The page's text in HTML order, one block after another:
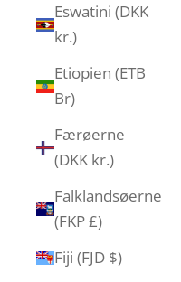
Eswatini (DKK
kr.)
Etiopien (ETB
Br)
Færøerne
(DKK kr.)
Falklandsøerne
(FKP £)
Fiji (FJD $)